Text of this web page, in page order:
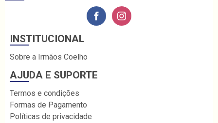
INSTITUCIONAL
Sobre a Irmãos Coelho
AJUDA E SUPORTE
Termos e condições
Formas de Pagamento
Políticas de privacidade